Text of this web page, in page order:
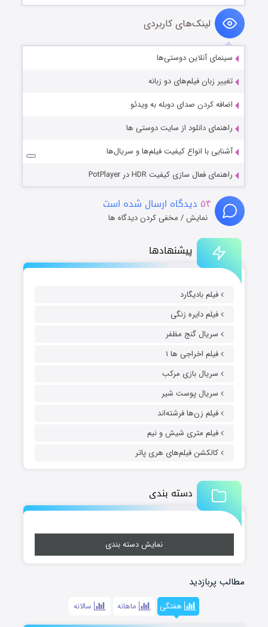
پیشنهادها
فیلم بادیگارد
فیلم دایره زنگی
سریال گنج مظفر
فیلم اخراجی ها ۱
سریال بازی مرکب
سریال پوست شیر
فیلم زن‌ها فرشته‌اند
فیلم متری شیش و نیم
کالکشن فیلم‌های هری پاتر
دسته بندی
نمایش دسته بندی
مطالب پربازدید
هفتگی ماهانه سالانه
لینک‌های کاربردی
سینمای آنلاین دوستی‌ها
تغییر زبان فیلم‌های دو زبانه
اضافه کردن صدای دوبله به ویدئو
راهنمای دانلود از سایت دوستی ها
آشنایی با انواع کیفیت فیلم‌ها و سریال‌ها
راهنمای فعال سازی کیفیت HDR در PotPlayer
۵۴ دیدگاه ارسال شده است
نمایش / مخفی کردن دیدگاه ها